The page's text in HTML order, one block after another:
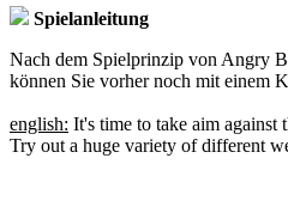
Spielanleitung
Nach dem Spielprinzip von Angry
können Sie vorher noch mit einem
english: It's time to take aim against
Try out a huge variety of different